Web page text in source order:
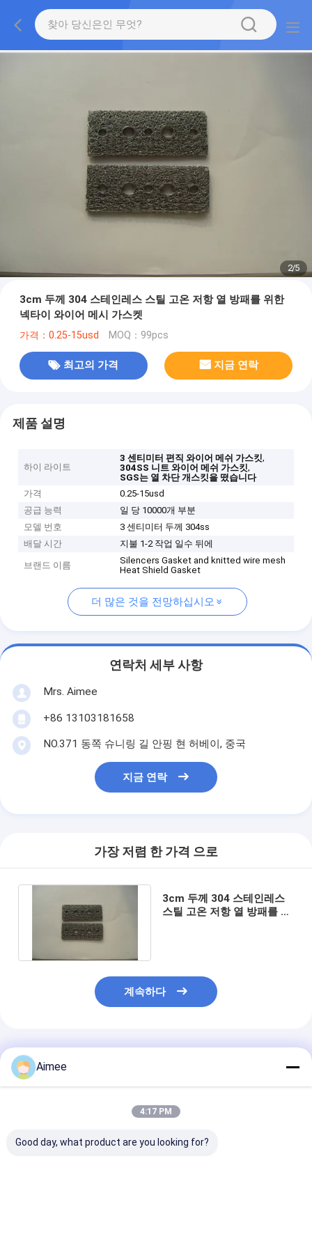
2/5
3cm 두께 304 스테인레스 스틸 고온 저항 열 방패를 위한
넥타이 와이어 메시 가스켓
가격：0.25-15usd MOQ：99pcs
최고의 가격 지금 연락
제품 설명
하이 라이트
3 센티미터 편직 와이어 메쉬 가스킷,
304SS 니트 와이어 메쉬 가스킷,
SGS는 열 차단 개스킷을 떴습니다
가격
0.25-15usd
공급 능력
일 당 10000개 부분
모델 번호
3 센티미터 두께 304ss
배달 시간
지불 1-2 작업 일수 뒤에
브랜드 이름
Silencers Gasket and knitted wire mesh
Heat Shield Gasket
더 많은 것을 전망하십시오
연락처 세부 사항
Mrs. Aimee
+86 13103181658
NO.371 동쪽 슈니링 길 안핑 현 허베이, 중국
지금 연락
가장 저렴 한 가격 으로
3cm 두께 304 스테인레스
스틸 고온 저항 열 방패를 위
계속하다
추천된 제품
Aimee
4:17 PM
Good day, what product are you looking for?